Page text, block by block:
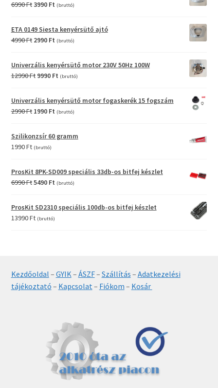
6990FtOriginal
was:
6990 Ft.
3990 FtCurrent
is:
3990 Ft.
(bruttó)
ETA 0149 Siesta kenyérsütő ajtó
4990Ft Original
was:
4990 Ft.
2990 FtCurrent
2990 Ft.
(bruttó)
Univerzális kenyérsütő motor 230V 50Hz 100W
12990Ft Original
was:
12990 Ft.
9990 FtCurrent
is:
9990 Ft.
(bruttó)
Univerzális kenyérsütő motor fogaskerék 15 fogszám
2990Ft Original
was:
1990 FtCurrent
is:
1990 Ft.
(bruttó)
Szilikonzsír 60 gramm
1990Ft (bruttó)
ProsKit 8PK-SD009 speciális 33db-os bitfej készlet
6990FtOriginal
was:
6990 Ft.
5490 FtCurrent
is:
5490 Ft.
(bruttó)
ProsKit SD2310 speciális 100db-os bitfej készlet
13990Ft (bruttó)
Kezdőoldal – GYIK– ÁSZF– Szállítás – Adatkezelési
tájékoztató – Kapcsolat– Fiókom – Kosár